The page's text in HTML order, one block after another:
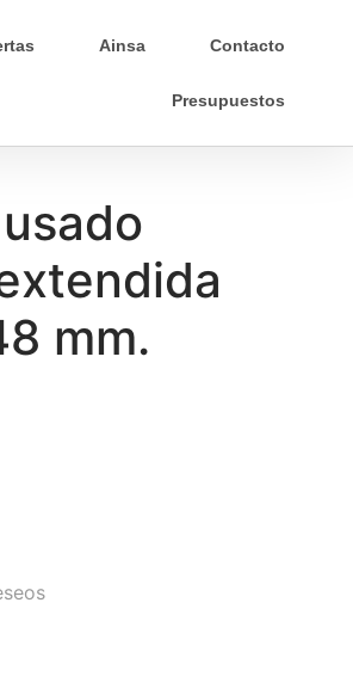
Ainsa Contacto
Presupuestos
mm.